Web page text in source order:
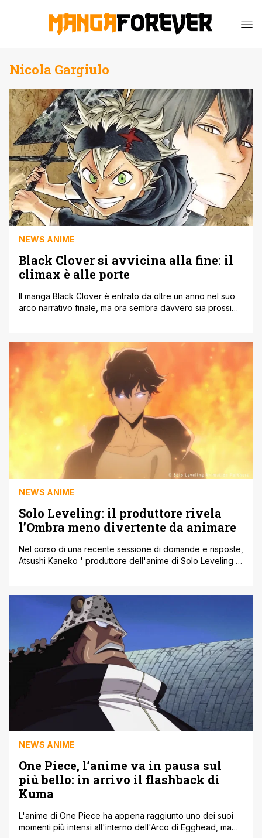
Nicola Gargiulo
NEWS ANIME
Black Clover si avvicina alla fine: il
climax è alle porte
Il manga Black Clover è entrato da oltre un anno nel suo
arco narrativo finale, ma ora sembra davvero sia prossimo
arrivare tra la fine del 2025 e l'inizio del 2026. Un climax
in costruzione da mesi [']
NEWS ANIME
Solo Leveling: il produttore rivela
l’Ombra meno divertente da animare
Nel corso di una recente sessione di domande e risposte,
Atsushi Kaneko ' produttore dell'anime di Solo Leveling '
alcuni fan: si tratta di Tusk, lo sciamano del gruppo.
Secondo Kaneko, Tusk è 'poco dinamico', [']
NEWS ANIME
One Piece, l’anime va in pausa sul
più bello: in arrivo il flashback di
Kuma
L'anime di One Piece ha appena raggiunto uno dei suoi
momenti più intensi all'interno dell'Arco di Egghead, ma